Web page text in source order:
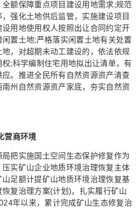
额保障重点项目建设用地需求;规范
强化土地供后监管，实施建设项目
用地使用权人按照出让合同约定开
置土地;严格落实闲置土地有关处置
，对超期未动工建设的，依法依规
;科学编制住宅用地拟出让清单，有
。推进全民所有自然资源资产清查
州自然资源资产家底，夯实自然资
营商环境
实施国土空间生态保护修复作为
压实矿山企业地质环境治理恢复主体
足额计提矿山地质环境治理恢复基
复治理方案(计划)，扎实履行矿山
年以来，累计完成矿山生态修复治